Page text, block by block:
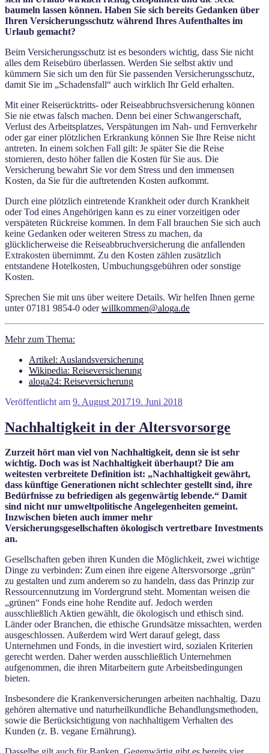
baumeln lassen können. Haben Sie sich bereits Gedanken über
Ihren Versicherungsschutz während Ihres Aufenthaltes im
Urlaub gemacht?
Beim Versicherungsschutz ist es besonders wichtig, dass Sie nicht
alles dem Reisebüro überlassen. Werden Sie selbst aktiv und
kümmern Sie sich um den für Sie passenden Versicherungsschutz,
damit Sie im „Schadensfall“ auch wirklich Ihr Geld erhalten.
Mit einer Reiserücktritts- oder Reiseabbruchsversicherung können
Sie nie etwas falsch machen. Denn bei einer Schwangerschaft,
Verlust des Arbeitsplatzes, Verspätungen im Nah- und Fernverkehr
oder gar einer plötzlichen Erkrankung können Sie Ihre Reise nicht
antreten. In einem solchen Fall gilt: Je später Sie die Reise
stornieren, desto höher fallen die Kosten für Sie aus. Die
Versicherung bewahrt Sie vor dem Stress und den immensen
Kosten, da Sie für die auftretenden Kosten aufkommt.
Durch eine plötzlich eintretende Krankheit oder durch Krankheit
oder Tod eines Angehörigen kann es zu einer vorzeitigen oder
verspäteten Rückreise kommen. In dem Fall brauchen Sie sich auch
keine Gedanken oder weiteren Stress zu machen, da
glücklicherweise die Reiseabbruchversicherung die anfallenden
Extrakosten übernimmt. Zu den Kosten zählen zusätzlich
entstandene Hotelkosten, Umbuchungsgebühren oder sonstige
Kosten.
Sprechen Sie mit uns über weitere Details. Wir helfen Ihnen gerne
unter 07181 9854-0 oderwillkommen@aloga.de
Mehr zum Thema:
Artikel: Auslandsversicherung
Wikipedia: Reiseversicherung
aloga24: Reiseversicherung
Veröffentlicht am 9. August 201719. Juni 2018
Nachhaltigkeit in der Altersvorsorge
Zurzeit hört man viel von Nachhaltigkeit, denn sie ist sehr
wichtig. Doch was ist Nachhaltigkeit überhaupt? Die am
weitesten verbreitete Definition ist: „Nachhaltigkeit gewährt,
dass künftige Generationen nicht schlechter gestellt sind, ihre
Bedürfnisse zu befriedigen als gegenwärtig lebende.“ Damit
sind nicht nur umweltpolitische Angelegenheiten gemeint.
Inzwischen bieten auch immer mehr
Versicherungsgesellschaften ökologisch vertretbare Investments
an.
Gesellschaften geben ihren Kunden die Möglichkeit, zwei wichtige
Dinge zu verbinden: Zum einen ihre eigene Altersvorsorge „grün“
zu gestalten und zum anderem so zu handeln, dass das Prinzip zur
Ressourcennutzung im Vordergrund steht. Momentan weisen die
„grünen“ Fonds eine hohe Rendite auf. Jedoch werden
ausschließlich Aktien gewählt, die ökologisch und ethisch sind.
Länder oder Branchen, die ethische Grundsätze missachten, werden
ausgeschlossen. Außerdem wird Wert darauf gelegt, dass
Unternehmen und Fonds, in die investiert wird, sozialen Kriterien
gerecht werden. Daher werden ausschließlich Unternehmen
aufgenommen, die ihren Mitarbeitern gute Arbeitsbedingungen
bieten.
Insbesondere die Krankenversicherungen arbeiten nachhaltig. Dazu
gehören alternative und naturheilkundliche Behandlungsmethoden,
sowie die Berücksichtigung von nachhaltigem Verhalten des
Kunden (z. B. vegane Ernährung).